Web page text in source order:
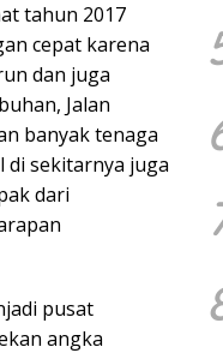
tahun 2017
cepat karena
dan juga
Jalan
banyak tenaga
di sekitarnya juga
dari
pusat
angka